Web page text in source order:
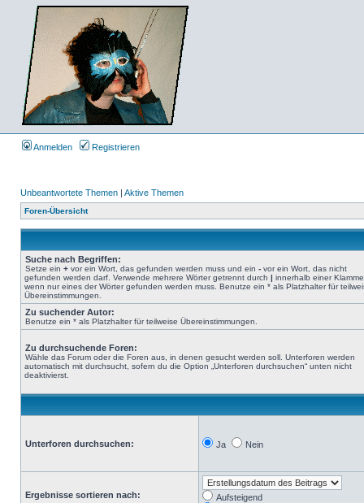
Anmelden Registrieren
Unbeantwortete Themen | Aktive Themen
Foren-Übersicht
Suche nach Begriffen:
Setze ein + vor ein Wort, das gefunden werden muss und ein - vor ein Wort, das nicht
gefunden werden darf. Verwende mehrere Wörter getrennt durch | innerhalb einer
wenn nur eines der Wörter gefunden werden muss. Benutze ein * als Platzhalter für
Übereinstimmungen.
Zu suchender Autor:
Benutze ein * als Platzhalter für teilweise Übereinstimmungen.
Zu durchsuchende Foren:
Wähle das Forum oder die Foren aus, in denen gesucht werden soll. Unterforen werden
automatisch mit durchsucht, sofern du die Option „Unterforen durchsuchen“ unten nicht
deaktivierst.
Unterforen durchsuchen: Ja Nein
Ergebnisse sortieren nach:
Aufsteigend